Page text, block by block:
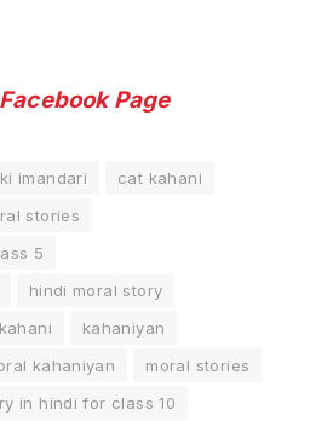
Page
imandari
cat kahani
stories
5
hindi moral story
kahani
kahaniyan
kahaniyan
moral stories
in hindi for class 10